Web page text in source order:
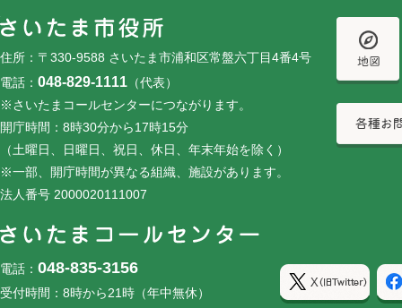
住所：〒330-9588 さいたま市浦和区常盤六丁目4番4号
電話： 048-829-1111 （代表）
※さいたまコールセンターにつながります。
開庁時間：8時30分から17時15分
（土曜日、日曜日、祝日、休日、年末年始を除く）
※一部、開庁時間が異なる組織、施設があります。
法人番号 2000020111007
電話： 048-835-3156
受付時間：8時から21時（年中無休）